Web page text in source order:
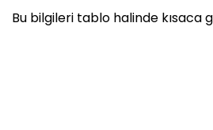
Bu bilgileri tablo halinde kısaca